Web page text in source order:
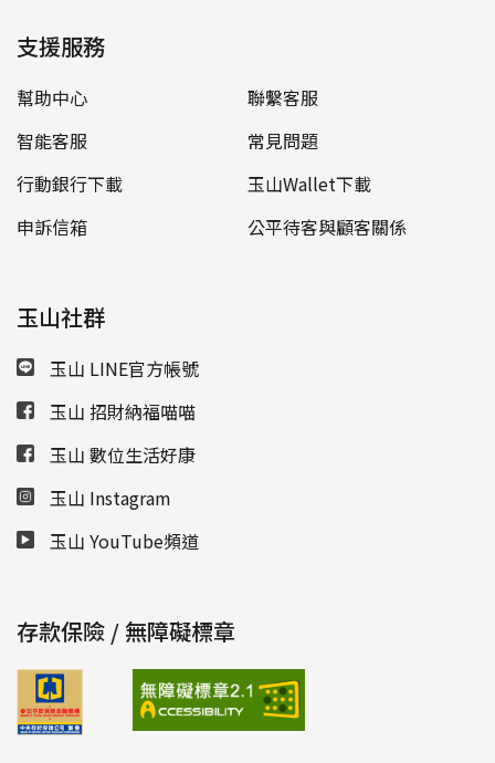
支援服務
幫助中心
聯繫客服
智能客服
常見問題
行動銀行下載
玉山Wallet下載
申訴信箱
公平待客與顧客關係
玉山社群
玉山 LINE官方帳號
玉山 招財納福喵喵
玉山 數位生活好康
玉山 Instagram
玉山 YouTube頻道
存款保險 / 無障礙標章